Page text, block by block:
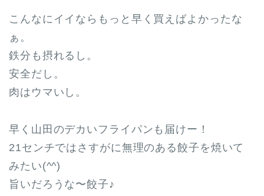
こんなにイイならもっと早く買えばよかったな
ぁ。
鉄分も摂れるし。
安全だし。
肉はウマいし。
早く山田のデカいフライパンも届けー！
21センチではさすがに無理のある餃子を焼いて
みたい(^^)
旨いだろうな〜餃子♪